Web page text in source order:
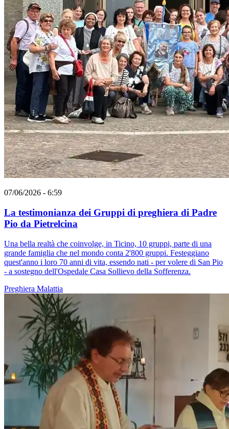
07/06/2026 - 6:59
La testimonianza dei Gruppi di preghiera di Padre
Pio da Pietrelcina
Una bella realtà che coinvolge, in Ticino, 10 gruppi, parte di una
grande famiglia che nel mondo conta 2'800 gruppi. Festeggiano
quest'anno i loro 70 anni di vita, essendo nati - per volere di San Pio
- a sostegno dell'Ospedale Casa Sollievo della Sofferenza.
Preghiera Malattia